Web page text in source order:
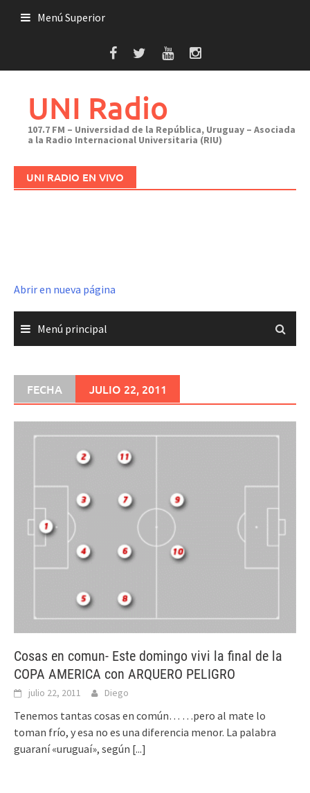
Menú Superior
UNI Radio
107.7 FM – Universidad de la República, Uruguay – Asociada
a la Radio Internacional Universitaria (RIU)
UNI RADIO EN VIVO
Abrir en nueva página
Menú principal
FECHA JULIO 22, 2011
Cosas en comun- Este domingo vivi la final de la
COPA AMERICA con ARQUERO PELIGRO
julio 22, 2011 Diego
Tenemos tantas cosas en común… …pero al mate lo
toman frío, y esa no es una diferencia menor. La palabra
guaraní «uruguaí», según [...]